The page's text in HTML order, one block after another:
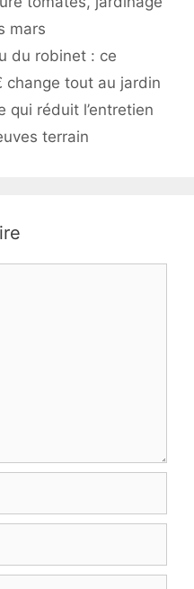
mars
du robinet : ce
change tout au jardin
qui réduit l’entretien
terrain